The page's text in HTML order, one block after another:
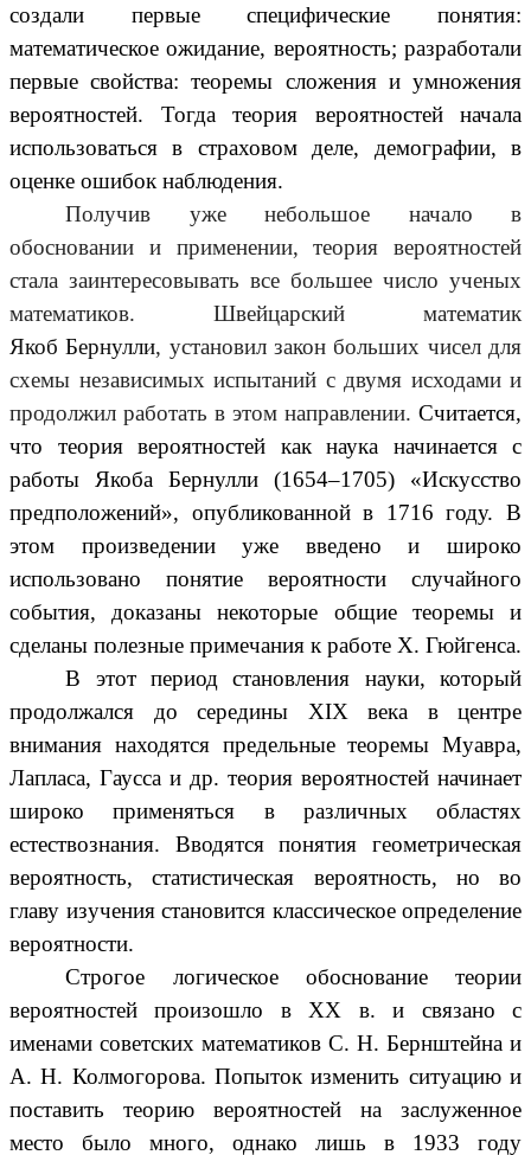
создали первые специфические понятия:
математическое ожидание, вероятность; разработали
первые свойства: теоремы сложения и умножения
вероятностей. Тогда теория вероятностей начала
использоваться в страховом деле, демографии, в
оценке ошибок наблюдения.
Получив уже небольшое начало в
обосновании и применении, теория вероятностей
стала заинтересовывать все большее число ученых
математиков. Швейцарский математик
Якоб Бернулли, установил закон больших чисел для
схемы независимых испытаний с двумя исходами и
продолжил работать в этом направлении. Считается,
что теория вероятностей как наука начинается с
работы Якоба Бернулли (1654–1705) «Искусство
предположений», опубликованной в 1716 году. В
этом произведении уже введено и широко
использовано понятие вероятности случайного
события, доказаны некоторые общие теоремы и
сделаны полезные примечания к работе Х. Гюйгенса.
В этот период становления науки, который
продолжался до середины XIX века в центре
внимания находятся предельные теоремы Муавра,
Лапласа, Гаусса и др. теория вероятностей начинает
широко применяться в различных областях
естествознания. Вводятся понятия геометрическая
вероятность, статистическая вероятность, но во
главу изучения становится классическое определение
вероятности.
Строгое логическое обоснование теории
вероятностей произошло в XX в. и связано с
именами советских математиков С. Н. Бернштейна и
А. Н. Колмогорова. Попыток изменить ситуацию и
поставить теорию вероятностей на заслуженное
место было много, однако лишь в 1933 году